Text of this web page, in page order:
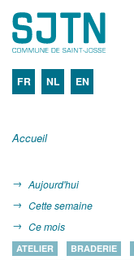
FR NL EN
Accueil
Aujourd'hui
Cette semaine
Ce mois
ATELIER BRADERIE